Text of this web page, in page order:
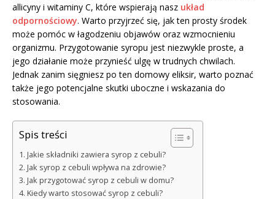
allicyny i witaminy C, które wspierają nasz układ
odpornościowy. Warto przyjrzeć się, jak ten prosty środek
może pomóc w łagodzeniu objawów oraz wzmocnieniu
organizmu. Przygotowanie syropu jest niezwykle proste, a
jego działanie może przynieść ulgę w trudnych chwilach.
Jednak zanim sięgniesz po ten domowy eliksir, warto poznać
także jego potencjalne skutki uboczne i wskazania do
stosowania.
Spis treści
Jakie składniki zawiera syrop z cebuli?
Jak syrop z cebuli wpływa na zdrowie?
Jak przygotować syrop z cebuli w domu?
Kiedy warto stosować syrop z cebuli?